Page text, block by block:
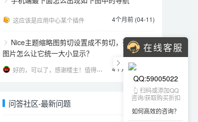
这应该是应用中心某个插件 4个月前 (04-11)
Nice主题缩略图剪切设置成不剪切，列表页
图片怎么让它统一大小显示？
好的，可以了，感谢楼主！值得信任的开发者。 4个月前 (04-01)
问答社区-最新问题
在线客服
QQ:59005022
👆 扫码或添加QQ
咨询/获取购买折扣
如何高效的咨询？